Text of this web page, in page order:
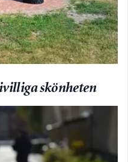
skönheten